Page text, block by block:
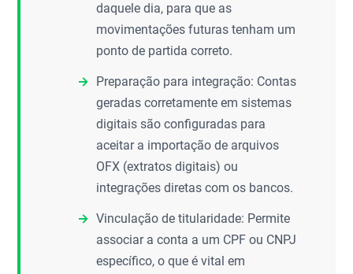
daquele dia, para que as
movimentações futuras tenham um
ponto de partida correto.
Preparação para integração: Contas
geradas corretamente em sistemas
digitais são configuradas para
aceitar a importação de arquivos
OFX (extratos digitais) ou
integrações diretas com os bancos.
Vinculação de titularidade: Permite
associar a conta a um CPF ou CNPJ
específico, o que é vital em